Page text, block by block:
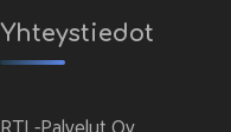
Yhteystiedot